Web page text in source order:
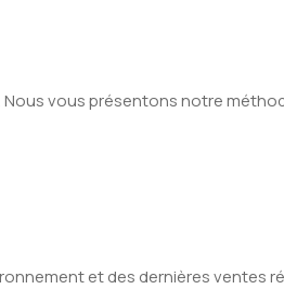
vous présentons notre
et des dernières ventes